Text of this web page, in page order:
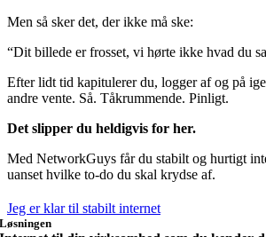
Men så sker det, der ikke må ske:
“Dit billede er frosset, vi hørte ikke hvad du
Efter lidt tid kapitulerer du, logger af og på
andre vente. Så. Tåkrummende. Pinligt.
Det slipper du heldigvis for her.
Med NetworkGuys får du stabilt og hurtigt
uanset hvilke to-do du skal krydse af.
Jeg er klar til stabilt internet
Løsningen